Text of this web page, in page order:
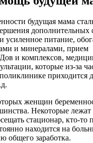
будущая мама
усиленное питание,
и минералами, прием
и комплексов,
которые из-за
приходится
женщин
Некоторые лежат
стационар, кто-то
находится на
общего заработка.